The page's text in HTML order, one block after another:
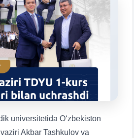
universitetida O‘zbekiston
Akbar Tashkulov va
shu mavzudagi aniq
2. Hujjatlar (magistr) (4)
4. Suhbat (magistr) (5)
6. Elektron ariza (16)
8. Bakalavriat kvotasi (3)
kvotasi (4) ✉️ Adminga yozish